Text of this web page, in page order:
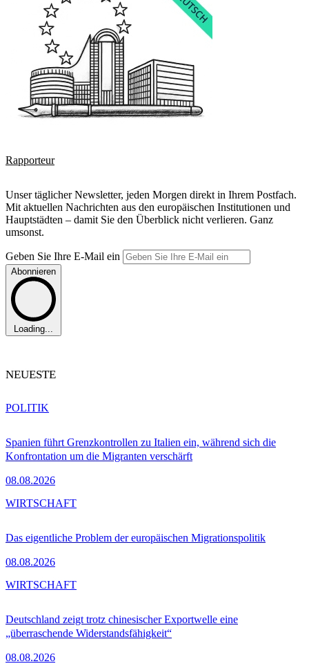
Rapporteur
Unser täglicher Newsletter, jeden Morgen direkt in Ihrem Postfach.
Mit aktuellen Nachrichten aus den europäischen Institutionen und
Hauptstädten – damit Sie den Überblick nicht verlieren. Ganz
umsonst.
Geben Sie Ihre E-Mail ein
Abonnieren
Loading...
NEUESTE
Spanien führt Grenzkontrollen zu Italien ein, während sich die
Konfrontation um die Migranten verschärft
08.08.2026
POLITIK
Das eigentliche Problem der europäischen Migrationspolitik
08.08.2026
WIRTSCHAFT
Deutschland zeigt trotz chinesischer Exportwelle eine
„überraschende Widerstandsfähigkeit“
08.08.2026
WIRTSCHAFT